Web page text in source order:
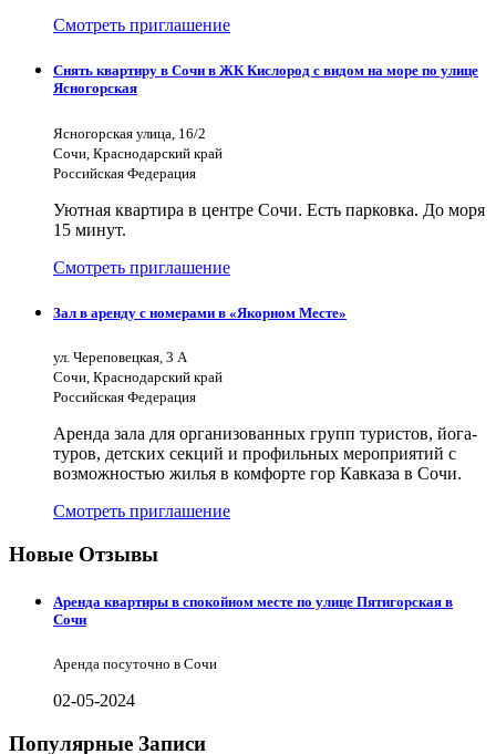
Смотреть приглашение
Снять квартиру в Сочи в ЖК Кислород с видом на море по улице
Ясногорская
Ясногорская улица, 16/2
Сочи, Краснодарский край
Российская Федерация
Уютная квартира в центре Сочи. Есть парковка. До моря
15 минут.
Смотреть приглашение
Зал в аренду с номерами в «Якорном Месте»
ул. Череповецкая, 3 А
Сочи, Краснодарский край
Российская Федерация
Аренда зала для организованных групп туристов, йога-
туров, детских секций и профильных мероприятий с
возможностью жилья в комфорте гор Кавказа в Сочи.
Смотреть приглашение
Новые Отзывы
Аренда квартиры в спокойном месте по улице Пятигорская в
Сочи
Аренда посуточно в Сочи
02-05-2024
Популярные Записи